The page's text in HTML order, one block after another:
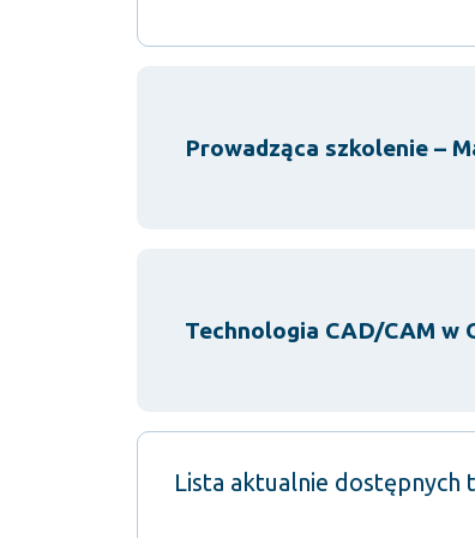
Prowadząca szkolenie –
Technologia CAD/CAM w
Lista aktualnie dostępnych